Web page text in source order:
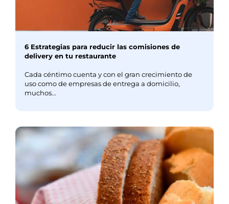
6 Estrategias para reducir las comisiones de
delivery en tu restaurante
Cada céntimo cuenta y con el gran crecimiento de
uso como de empresas de entrega a domicilio,
muchos...